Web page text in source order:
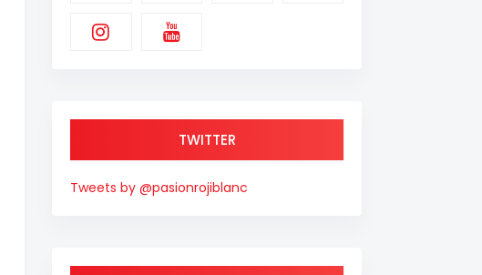
TWITTER
Tweets by @pasionrojiblanc